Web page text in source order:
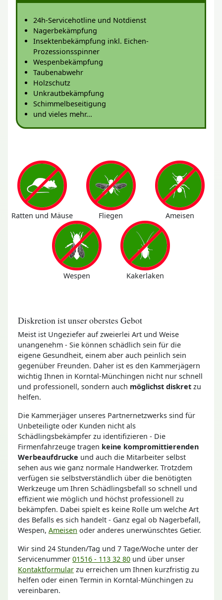
24h-Servicehotline und Notdienst
Nagerbekämpfung
Insektenbekämpfung inkl. Eichen-
Prozessionsspinner
Wespenbekämpfung
Taubenabwehr
Holzschutz
Unkrautbekämpfung
Schimmelbeseitigung
und vieles mehr...
Ratten und Mäuse Fliegen Ameisen
Wespen Kakerlaken
Diskretion ist unser oberstes Gebot
Meist ist Ungeziefer auf zweierlei Art und Weise
unangenehm - Sie können schädlich sein für die
eigene Gesundheit, einem aber auch peinlich sein
gegenüber Freunden. Daher ist es den Kammerjägern
wichtig Ihnen in Korntal-Münchingen nicht nur schnell
und professionell, sondern auch möglichst diskret zu
helfen.
Die Kammerjäger unseres Partnernetzwerks sind für
Unbeteiligte oder Kunden nicht als
Schädlingsbekämpfer zu identifizieren - Die
Firmenfahrzeuge tragen keine kompromittierenden
Werbeaufdrucke und auch die Mitarbeiter selbst
sehen aus wie ganz normale Handwerker. Trotzdem
verfügen sie selbstverständlich über die benötigten
Werkzeuge um Ihren Schädlingsbefall so schnell und
effizient wie möglich und höchst professionell zu
bekämpfen. Dabei spielt es keine Rolle um welche Art
des Befalls es sich handelt - Ganz egal ob Nagerbefall,
Wespen, Ameisen oder anderes unerwünschtes Getier.
Wir sind 24 Stunden/Tag und 7 Tage/Woche unter der
Servicenummer 01516 - 113 32 80 und über unser
Kontaktformular zu erreichen um Ihnen kurzfristig zu
helfen oder einen Termin in Korntal-Münchingen zu
vereinbaren.